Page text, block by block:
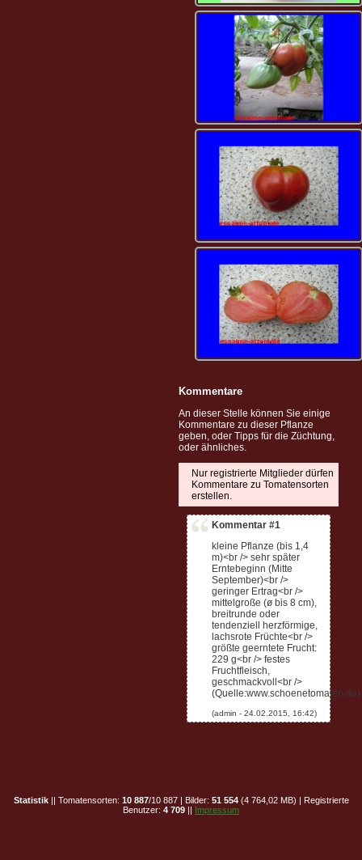
Kommentare
An dieser Stelle können Sie einige
Kommentare zu dieser Pflanze
geben, oder Tipps für die Züchtung,
oder ähnliches.
Nur registrierte Mitglieder dürfen
Kommentare zu Tomatensorten
erstellen.
Kommentar #1
kleine Pflanze (bis 1,4
m)<br /> sehr später
Erntebeginn (Mitte
September)<br />
geringer Ertrag<br />
mittelgroße (ø bis 8 cm),
breitrunde oder
tendenziell herzförmige,
lachsrote Früchte<br />
größte geerntete Frucht:
229 g<br /> festes
Fruchtfleisch,
geschmackvoll<br />
(Quelle:www.schoenetomaten.de)
Statistik|| Tomatensorten: 10 887/10 887 | Bilder: 51 554(4 764,02 MB) | Registrierte
Benutzer: 4 709 || Impressum